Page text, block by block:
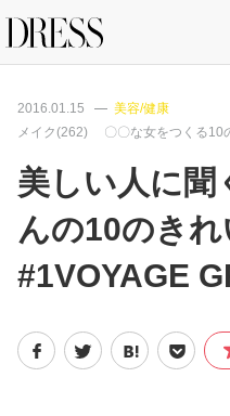
DRESS部活
ライフスタイル
2016.01.15
美容/健康
メイク(262)
〇〇な女をつくる10
美しい人に聞
んの10のき
#1VOYAGE